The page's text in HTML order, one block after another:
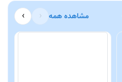
مشاهده همه ‹
›